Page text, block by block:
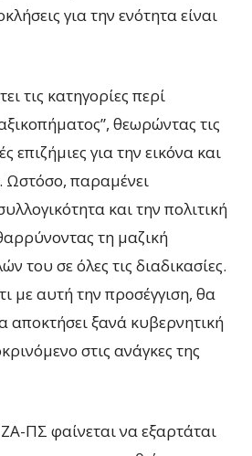
για την ενότητα είναι
τις κατηγορίες περί
θεωρώντας τις
επιζήμιες για την εικόνα και
Ωστόσο, παραμένει
και την πολιτική
τη μαζική
του σε όλες τις διαδικασίες.
με αυτή την προσέγγιση, θα
αποκτήσει ξανά κυβερνητική
στις ανάγκες της
ΠΣ φαίνεται να εξαρτάται